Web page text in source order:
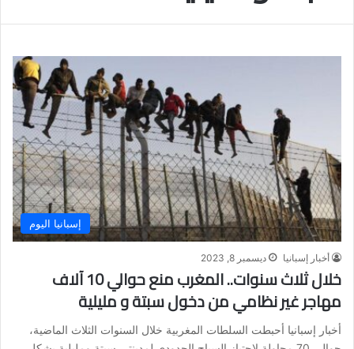
إسبانيا اليوم
أخبار إسبانيا ديسمبر 8, 2023
خلال ثلاث سنوات.. المغرب منع حوالي 10 آلاف
مهاجر غير نظامي من دخول سبتة و مليلية
أخبار إسبانيا أحبطت السلطات المغربية خلال السنوات الثلاث الماضية،